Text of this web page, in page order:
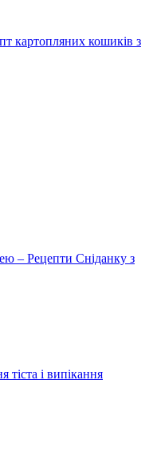
картопляних кошиків з
– Рецепти Сніданку з
тіста і випікання